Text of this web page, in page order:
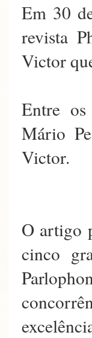
Em 30
revista
Victor
Entre os
Mário
Victor.
O artigo
cinco